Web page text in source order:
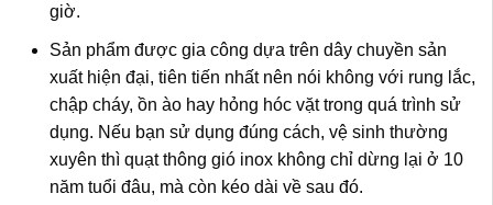
giờ.
Sản phẩm được gia công dựa trên dây chuyền sản
xuất hiện đại, tiên tiến nhất nên nói không với rung lắc,
chập cháy, ồn ào hay hỏng hóc vặt trong quá trình sử
dụng. Nếu bạn sử dụng đúng cách, vệ sinh thường
xuyên thì quạt thông gió inox không chỉ dừng lại ở 10
năm tuổi đâu, mà còn kéo dài về sau đó.